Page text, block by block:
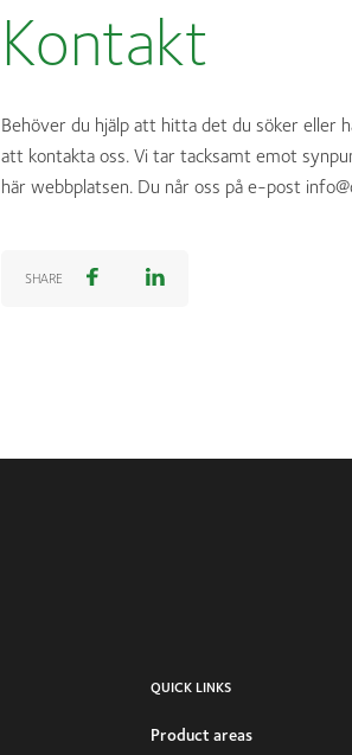
Kontakt
Behöver du hjälp att hitta det du söker eller
att kontakta oss. Vi tar tacksamt emot
här webbplatsen. Du når oss på e-post
SHARE
QUICK LINKS
Product areas